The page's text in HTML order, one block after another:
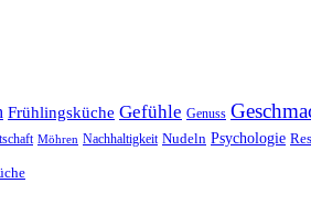
Frühlingsküche Gefühle Genuss
Möhren Nachhaltigkeit Nudeln Psychologie